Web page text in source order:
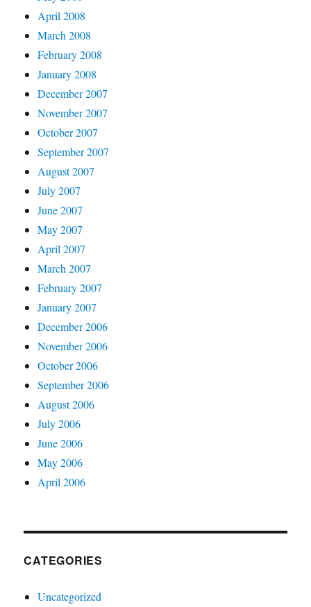
April 2008
March 2008
February 2008
January 2008
December 2007
November 2007
October 2007
September 2007
August 2007
July 2007
June 2007
May 2007
April 2007
March 2007
February 2007
January 2007
December 2006
November 2006
October 2006
September 2006
August 2006
July 2006
June 2006
May 2006
April 2006
CATEGORIES
Uncategorized